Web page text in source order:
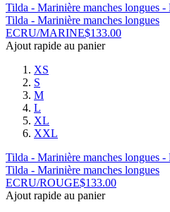
Tilda - Marinière manches longues
Tilda - Marinière manches longues
ECRU/MARINE$133.00
Ajout rapide au panier
XS
S
M
L
XL
XXL
Tilda - Marinière manches longues
Tilda - Marinière manches longues
ECRU/ROUGE$133.00
Ajout rapide au panier